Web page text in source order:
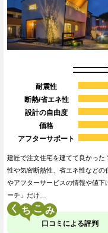
耐震性
断熱/省エネ性
設計の自由度
価格
アフターサポート
建匠で注文住宅を建てて良かっ
性や気密断熱性、省エネ性など
やアフターサービスの情報や値
ーチ」だけ…
く こ
口コミによる評判